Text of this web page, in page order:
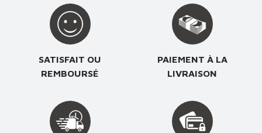
SATISFAIT OU
REMBOURSÉ
PAIEMENT À LA
LIVRAISON